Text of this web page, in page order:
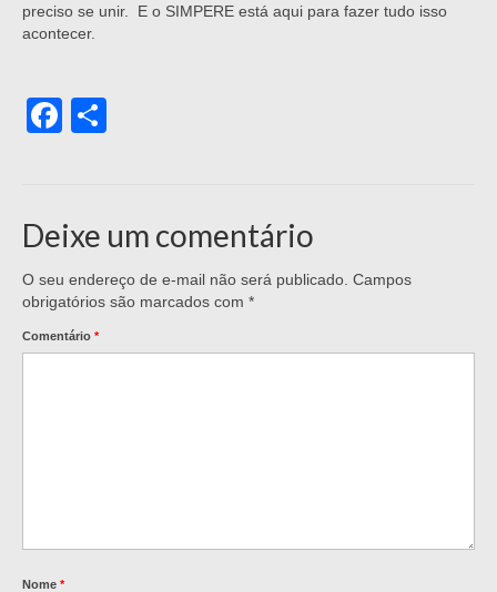
preciso se unir. E o SIMPERE está aqui para fazer tudo isso
acontecer.
Facebook
Deixe um comentário
O seu endereço de e-mail não será publicado. Campos
obrigatórios são marcados com *
Comentário *
Nome *